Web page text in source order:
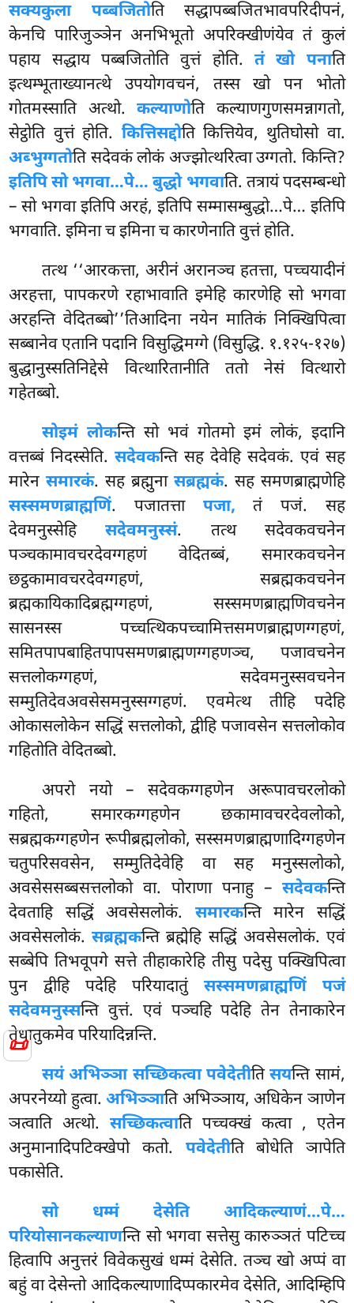
📜
सक्यकुला पब्बजितोति सद्धापब्बजितभावपरिदीपनं,
केनचि पारिजुञ्ञेन अनभिभूतो अपरिक्खीणंयेव तं कुलं
पहाय सद्धाय पब्बजितोति वुत्तं होति.तं खो पनाति
इत्थम्भूताख्यानत्थे उपयोगवचनं, तस्स खो पन भोतो
गोतमस्साति अत्थो.कल्याणोति कल्याणगुणसमन्नागतो,
सेट्ठोति वुत्तं होति. कित्तिसद्दोति कित्तियेव, थुतिघोसो वा.
अब्भुग्गतोति सदेवकं लोकं अज्झोत्थरित्वा उग्गतो. किन्ति?
इतिपि सो भगवा…पे… बुद्धो भगवाति. तत्रायं पदसम्बन्धो
– सो भगवा इतिपि अरहं, इतिपि सम्मासम्बुद्धो…पे… इतिपि
भगवाति. इमिना च इमिना च कारणेनाति वुत्तं होति.
तत्थ ‘‘आरकत्ता, अरीनं अरानञ्च हतत्ता, पच्चयादीनं
अरहत्ता, पापकरणे रहाभावाति इमेहि कारणेहि सो भगवा
अरहन्तिवेदितब्बो’’तिआदिना नयेन मातिकं निक्खिपित्वा
सब्बानेव एतानि पदानि विसुद्धिमग्गे (विसुद्धि. १.१२५-१२७)
बुद्धानुस्सतिनिद्देसे वित्थारितानीति ततो नेसं वित्थारो
गहेतब्बो.
सोइमं लोकन्ति सो भवं गोतमो इमं लोकं, इदानि
वत्तब्बं निदस्सेति.सदेवकन्ति सह देवेहि सदेवकं. एवं सह
मारेनसमारकं. सह ब्रह्मुना सब्रह्मकं. सह समणब्राह्मणेहि
सस्समणब्राह्मणिं. पजातत्ता पजा, तं पजं. सह
देवमनुस्सेहिसदेवमनुस्सं. तत्थ सदेवकवचनेन
पञ्चकामावचरदेवग्गहणं वेदितब्बं, समारकवचनेन
छट्ठकामावचरदेवग्गहणं, सब्रह्मकवचनेन
ब्रह्मकायिकादिब्रह्मग्गहणं, सस्समणब्राह्मणिवचनेन
सासनस्स पच्चत्थिकपच्चामित्तसमणब्राह्मणग्गहणं,
समितपापबाहितपापसमणब्राह्मणग्गहणञ्च, पजावचनेन
सत्तलोकग्गहणं, सदेवमनुस्सवचनेन
सम्मुतिदेवअवसेसमनुस्सग्गहणं. एवमेत्थ तीहि पदेहि
ओकासलोकेन सद्धिं सत्तलोको, द्वीहि पजावसेन सत्तलोकोव
गहितोति वेदितब्बो.
अपरो नयो – सदेवकग्गहणेन अरूपावचरलोको
गहितो, समारकग्गहणेन छकामावचरदेवलोको,
सब्रह्मकग्गहणेन रूपीब्रह्मलोको, सस्समणब्राह्मणादिग्गहणेन
चतुपरिसवसेन, सम्मुतिदेवेहि वा सह मनुस्सलोको,
अवसेससब्बसत्तलोको वा. पोराणा पनाहु – सदेवकन्ति
देवताहि सद्धिं अवसेसलोकं. समारकन्ति मारेन सद्धिं
अवसेसलोकं.सब्रह्मकन्ति ब्रह्मेहि सद्धिं अवसेसलोकं. एवं
सब्बेपि तिभवूपगे सत्ते तीहाकारेहि तीसु पदेसु पक्खिपित्वा
पुन द्वीहि पदेहि परियादातुं सस्समणब्राह्मणिं पजं
सदेवमनुस्सन्ति वुत्तं. एवं पञ्चहि पदेहि तेन तेनाकारेन
तेधातुकमेव परियादिन्नन्ति.
सयं अभिञ्ञा सच्छिकत्वा पवेदेतीतिसयन्ति सामं,
अपरनेय्यो हुत्वा.अभिञ्ञाति अभिञ्ञाय, अधिकेन ञाणेन
ञत्वाति अत्थो.सच्छिकत्वाति पच्चक्खं कत्वा , एतेन
अनुमानादिपटिक्खेपो कतो. पवेदेतीति बोधेति ञापेति
पकासेति.
सो धम्मं देसेति आदिकल्याणं…पे…
परियोसानकल्याणन्ति सो भगवा सत्तेसु कारुञ्ञतं पटिच्च
हित्वापि अनुत्तरं विवेकसुखं धम्मं देसेति. तञ्च खो अप्पं वा
बहुं वा देसेन्तो आदिकल्याणादिप्पकारमेव देसेति, आदिम्हिपि